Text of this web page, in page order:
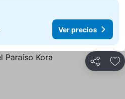
Ver precios
Compartir